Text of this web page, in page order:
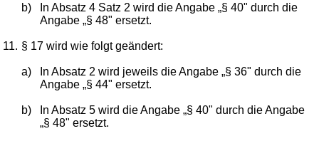
b)
In Absatz 4 Satz 2 wird die Angabe „§ 40" durch die
Angabe „§ 48" ersetzt.
11. § 17 wird wie folgt geändert:
a)
In Absatz 2 wird jeweils die Angabe „§ 36" durch die
Angabe „§ 44" ersetzt.
b)
In Absatz 5 wird die Angabe „§ 40" durch die Angabe
„§ 48" ersetzt.